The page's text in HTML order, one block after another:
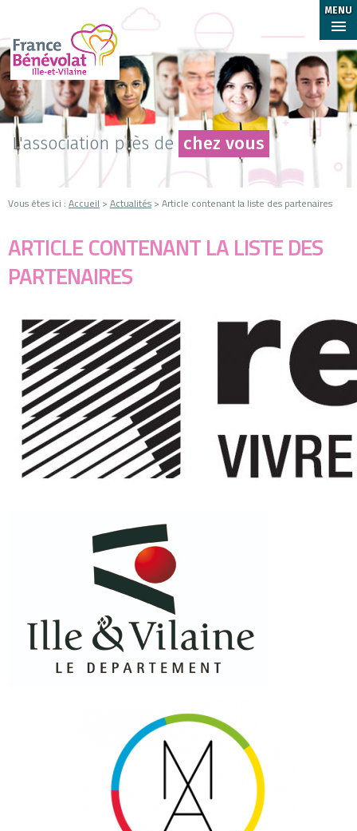
MENU
L'association près de chez vous
Vous êtes ici : Accueil > Actualités > Article contenant la liste des partenaires
ARTICLE CONTENANT LA LISTE DES
PARTENAIRES